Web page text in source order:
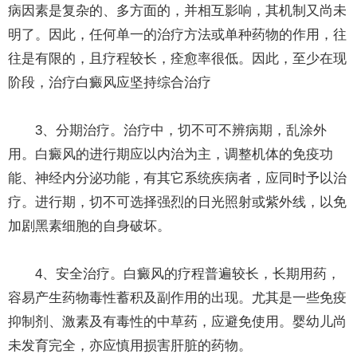
病因素是复杂的、多方面的，并相互影响，其机制又尚未
明了。因此，任何单一的治疗方法或单种药物的作用，往
往是有限的，且疗程较长，痊愈率很低。因此，至少在现
阶段，治疗白癜风应坚持综合治疗
3、分期治疗。治疗中，切不可不辨病期，乱涂外
用。白癜风的进行期应以内治为主，调整机体的免疫功
能、神经内分泌功能，有其它系统疾病者，应同时予以治
疗。进行期，切不可选择强烈的日光照射或紫外线，以免
加剧黑素细胞的自身破坏。
4、安全治疗。白癜风的疗程普遍较长，长期用药，
容易产生药物毒性蓄积及副作用的出现。尤其是一些免疫
抑制剂、激素及有毒性的中草药，应避免使用。婴幼儿尚
未发育完全，亦应慎用损害肝脏的药物。